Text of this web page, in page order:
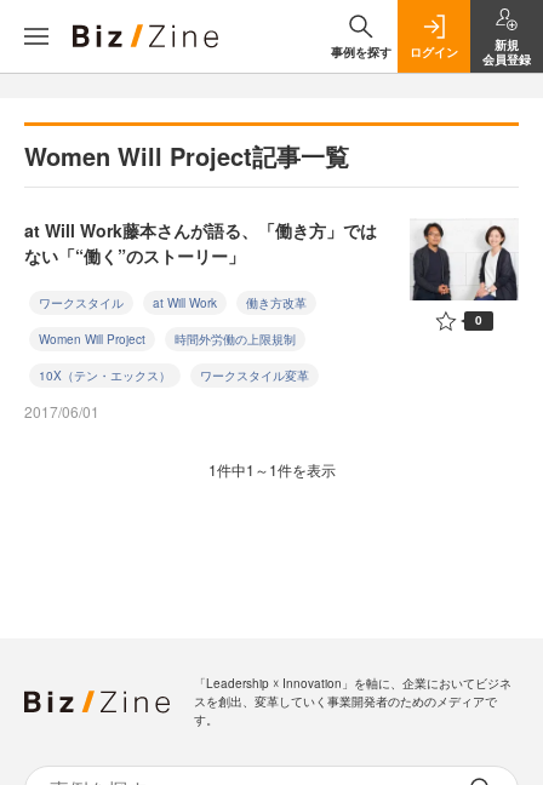
事例を探す ログイン
新規
会員登録
Women Will Project記事一覧
at Will Work藤本さんが語る、「働き方」では
ない「“働く”のストーリー」
ワークスタイル at Will Work 働き方改革
Women Will Project 時間外労働の上限規制
10X（テン・エックス） ワークスタイル変革
2017/06/01
0
1件中1～1件を表示
「Leadership ☓ Innovation」を軸に、企業においてビジネ
スを創出、変革していく事業開発者のためのメディアで
す。